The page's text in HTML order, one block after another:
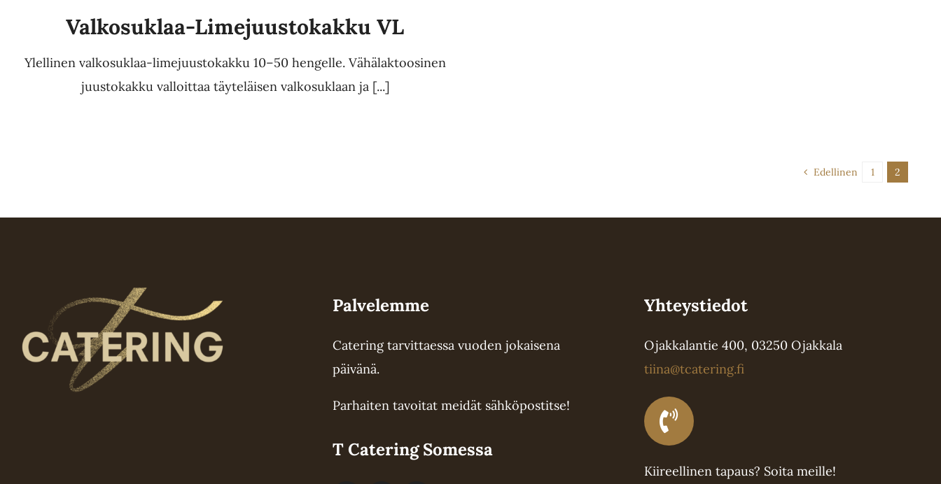
Lisätiedot
Valkosuklaa-Limejuustokakku VL
Ylellinen valkosuklaa-limejuustokakku 10–50 hengelle. Vähälaktoosinen
juustokakku valloittaa täyteläisen valkosuklaan ja [...]
Edellinen 1 2
Palvelemme
Catering tarvittaessa vuoden jokaisena
päivänä.
Parhaiten tavoitat meidät sähköpostitse!
T Catering Somessa
Yhteystiedot
Ojakkalantie 400, 03250 Ojakkala
tiina@tcatering.fi
Kiireellinen tapaus? Soita meille!